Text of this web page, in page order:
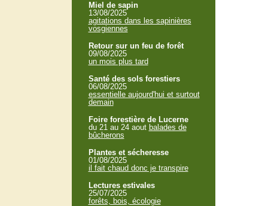
Miel de sapin
13/08/2025
agitations dans les sapinières
vosgiennes
Retour sur un feu de forêt
09/08/2025
un mois plus tard
Santé des sols forestiers
06/08/2025
essentielle aujourd'hui et surtout
demain
Foire forestière de Lucerne
du 21 au 24 aout balades de
bûcherons
Plantes et sécheresse
01/08/2025
il fait chaud donc je transpire
Lectures estivales
25/07/2025
forêts, bois, écologie